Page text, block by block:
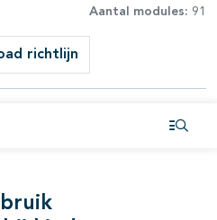
Aantal modules: 91
richtlijn